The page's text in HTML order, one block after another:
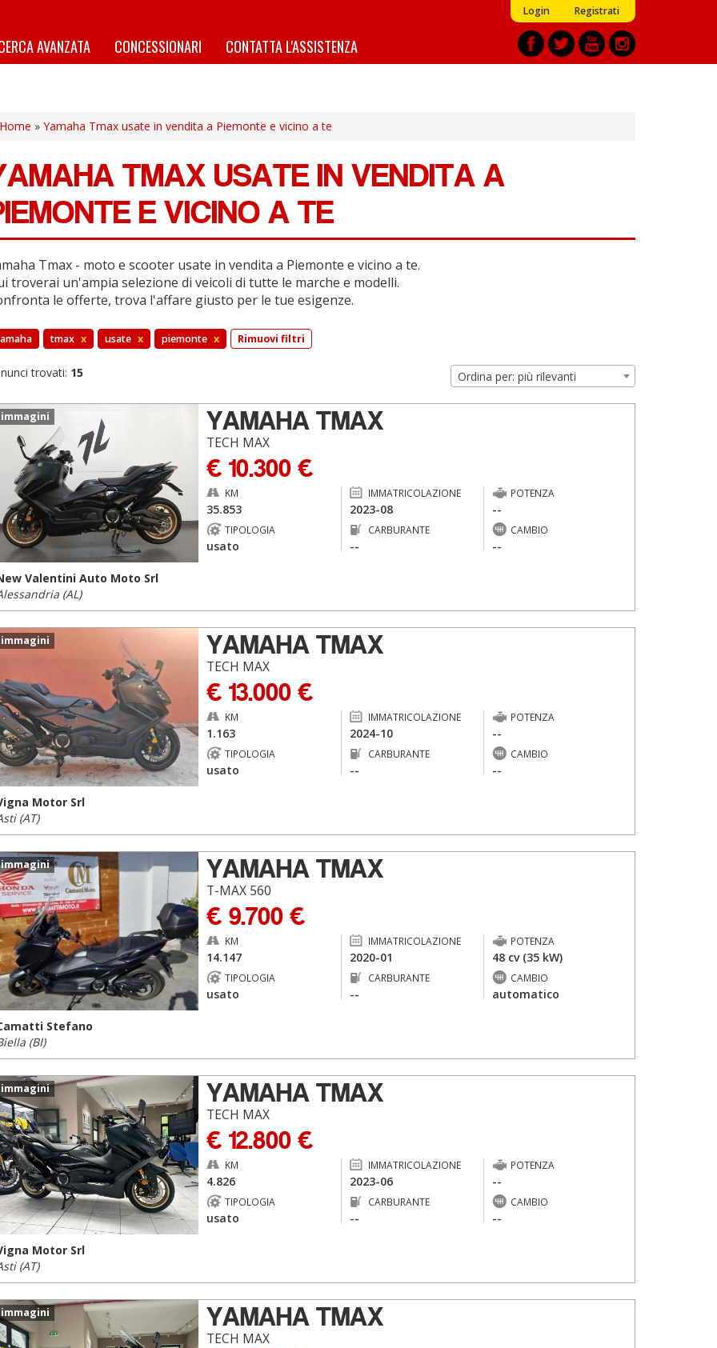
Login Registrati
AVANZATA CONCESSIONARI CONTATTA L'ASSISTENZA
Home » Yamaha Tmax usate in vendita a Piemonte e vicino a te
TMAX USATE IN VENDITA A
E VICINO A TE
Tmax - moto e scooter usate in vendita a Piemonte e vicino a te.
troverai un'ampia selezione di veicoli di tutte le marche e modelli.
le offerte, trova l'affare giusto per le tue esigenze.
tmax x usate x piemonte x Rimuovi filtri
trovati: 15 Ordina per: più rilevanti
immagini YAMAHA TMAX
TECH MAX
€ 10.300 €
KM
35.853
IMMATRICOLAZIONE
2023-08
POTENZA
--
TIPOLOGIA
usato
CARBURANTE
--
CAMBIO
--
Valentini Auto Moto Srl
(AL)
immagini YAMAHA TMAX
TECH MAX
€ 13.000 €
KM
1.163
IMMATRICOLAZIONE
2024-10
POTENZA
--
TIPOLOGIA
usato
CARBURANTE
--
CAMBIO
--
Motor Srl
(AT)
immagini YAMAHA TMAX
T-MAX 560
€ 9.700 €
KM
14.147
IMMATRICOLAZIONE
2020-01
POTENZA
48 cv (35 kW)
TIPOLOGIA
usato
CARBURANTE
--
CAMBIO
automatico
Stefano
(BI)
immagini YAMAHA TMAX
TECH MAX
€ 12.800 €
KM
4.826
IMMATRICOLAZIONE
2023-06
POTENZA
--
TIPOLOGIA
usato
CARBURANTE
--
CAMBIO
--
Motor Srl
(AT)
immagini YAMAHA TMAX
TECH MAX